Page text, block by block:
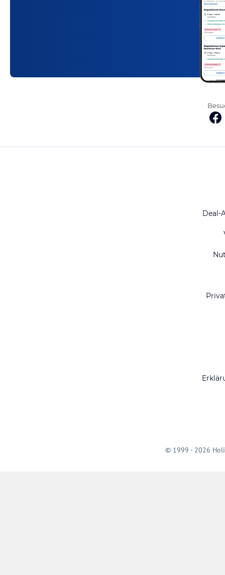
Deal-
© 1999 - 2026